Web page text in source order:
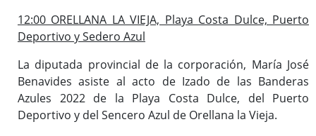
12:00 ORELLANA LA VIEJA, Playa Costa Dulce, Puerto
Deportivo y Sedero Azul
La diputada provincial de la corporación, María José
Benavides asiste al acto de Izado de las Banderas
Azules 2022 de la Playa Costa Dulce, del Puerto
Deportivo y del Sencero Azul de Orellana la Vieja.